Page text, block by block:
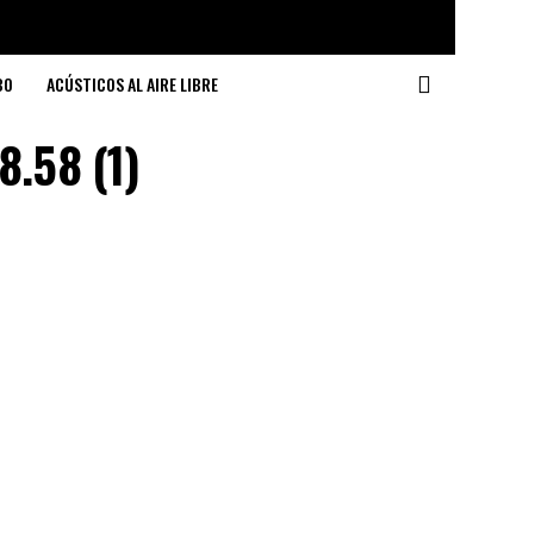
ACÚSTICOS AL AIRE LIBRE
(1)